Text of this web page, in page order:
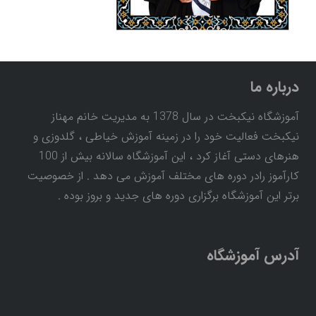
درباره ما
آموزشگاه نیکبخت در سال 1378 به مدیریت خانم مهناز
نیکبخت فعالیت خود را در زمینه آموزش خیاطی ، گلدوزی و
هنرهای دستی آغاز کرد ، این آموزشگاه سالانه بیش از 100
کارآموز رادر دوره های مختلف آموزش می دهد . از خصوصیت
برتر این آموزشگاه برگزاری دوره های جدید و بروز بوده .
آدرس آموزشگاه